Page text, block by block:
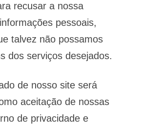
recusar a nossa
pessoais,
talvez não possamos
dos serviços desejados.
de nosso site será
aceitação de nossas
de privacidade e